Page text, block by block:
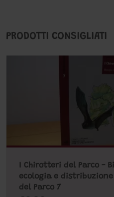
PRODOTTI CONSIGLIATI
I Chirotteri del Parco -
ecologia e distribuzione
del Parco 7